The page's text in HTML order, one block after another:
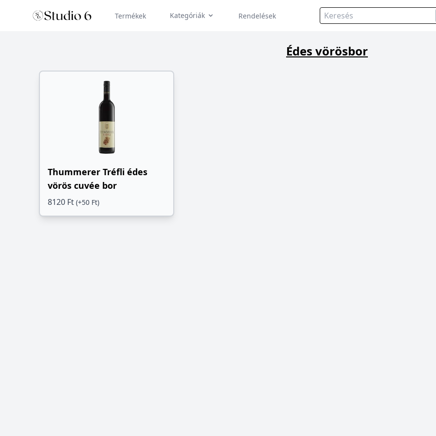
Termékek Kategóriák Rendelések
Édes vörösbor
Thummerer Tréfli édes
vörös cuvée bor
8120 Ft (+50 Ft)